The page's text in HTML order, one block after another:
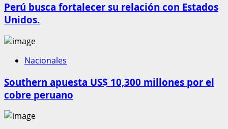
Perú busca fortalecer su relación con Estados
Unidos.
Nacionales
Southern apuesta US$ 10,300 millones por el
cobre peruano